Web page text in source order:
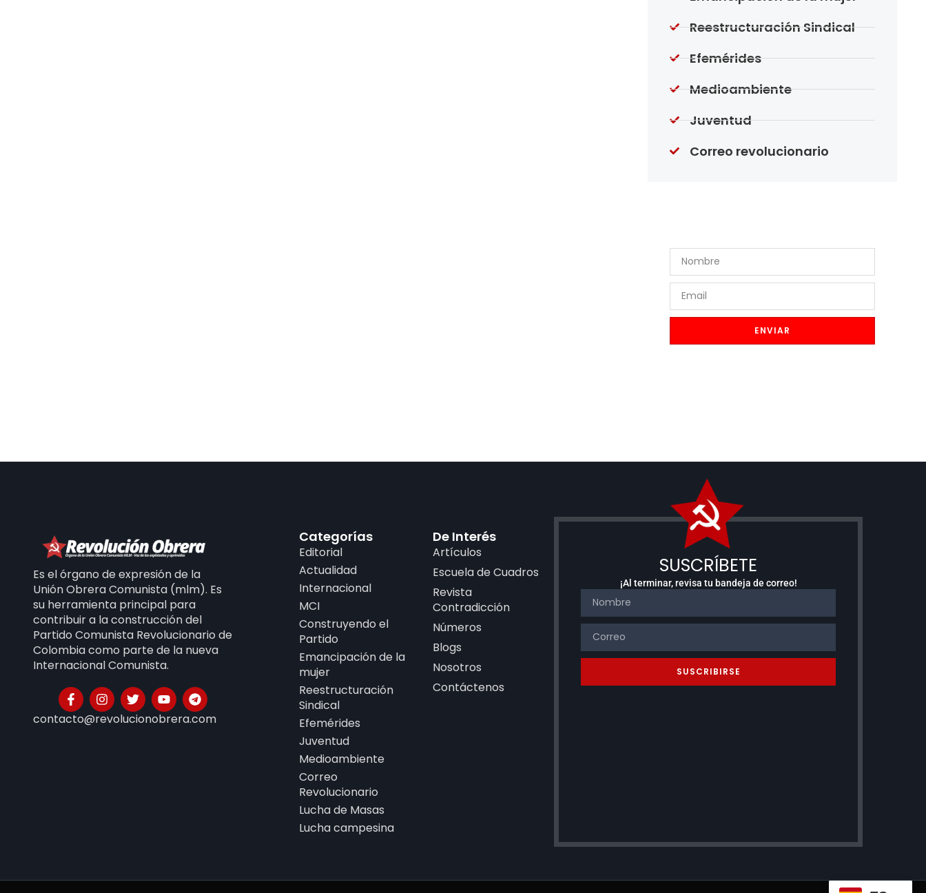
Reestructuración Sindical
Efemérides
Medioambiente
Juventud
Correo revolucionario
ENVIAR
Es el órgano de expresión de la
Unión Obrera Comunista (mlm). Es
su herramienta principal para
contribuir a la construcción del
Partido Comunista Revolucionario de
Colombia como parte de la nueva
Internacional Comunista.
contacto@revolucionobrera.com
Categorías
Editorial
Actualidad
Internacional
MCI
Construyendo el
Partido
Emancipación de la
mujer
Reestructuración
Sindical
Efemérides
Juventud
Medioambiente
Correo
Revolucionario
Lucha de Masas
Lucha campesina
De Interés
Artículos
Escuela de Cuadros
Revista
Contradicción
Números
Blogs
Nosotros
Contáctenos
SUSCRÍBETE
¡Al terminar, revisa tu bandeja de correo!
SUSCRIBIRSE